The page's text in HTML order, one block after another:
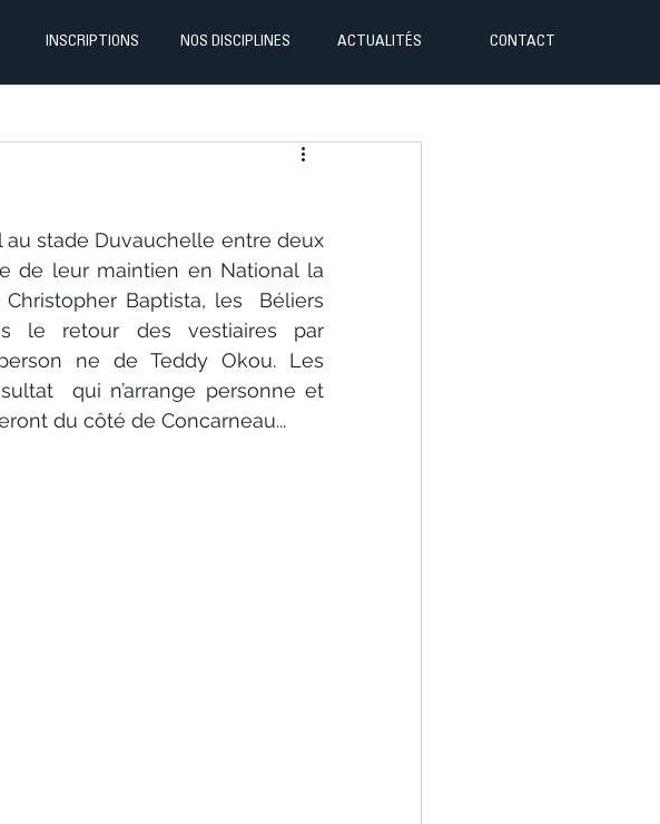
INSCRIPTIONS NOS DISCIPLINES ACTUALITÉS CONTACT
stade Duvauchelle entre deux
de leur maintien en National la
Baptista, les  Béliers
le retour des vestiaires par
ne de Teddy Okou. Les
qui n’arrange personne et
du côté de Concarneau...